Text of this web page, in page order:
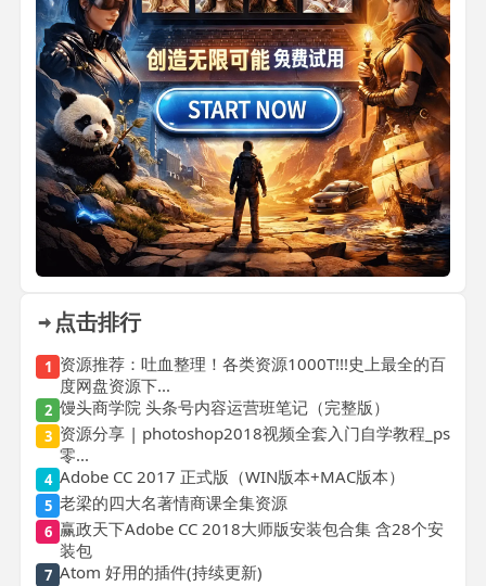
点击排行
1 资源推荐：吐血整理！各类资源1000T!!!史上最全的百
度网盘资源下...
2 馒头商学院 头条号内容运营班笔记（完整版）
3 资源分享 | photoshop2018视频全套入门自学教程_ps
零...
4 Adobe CC 2017 正式版（WIN版本+MAC版本）
5 老梁的四大名著情商课全集资源
6 赢政天下Adobe CC 2018大师版安装包合集 含28个安
装包
7 Atom 好用的插件(持续更新)